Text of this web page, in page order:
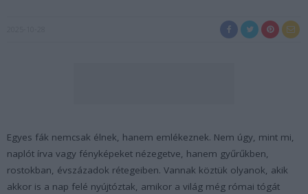
Egyes fák nemcsak élnek, hanem emlékeznek. Nem úgy, mint mi,
naplót írva vagy fényképeket nézegetve, hanem gyűrűkben,
rostokban, évszázadok rétegeiben. Vannak köztük olyanok, akik
akkor is a nap felé nyújtóztak, amikor a világ még római tógát